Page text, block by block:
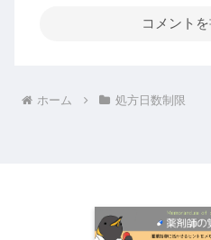
コメント
ホーム 処方日数制限